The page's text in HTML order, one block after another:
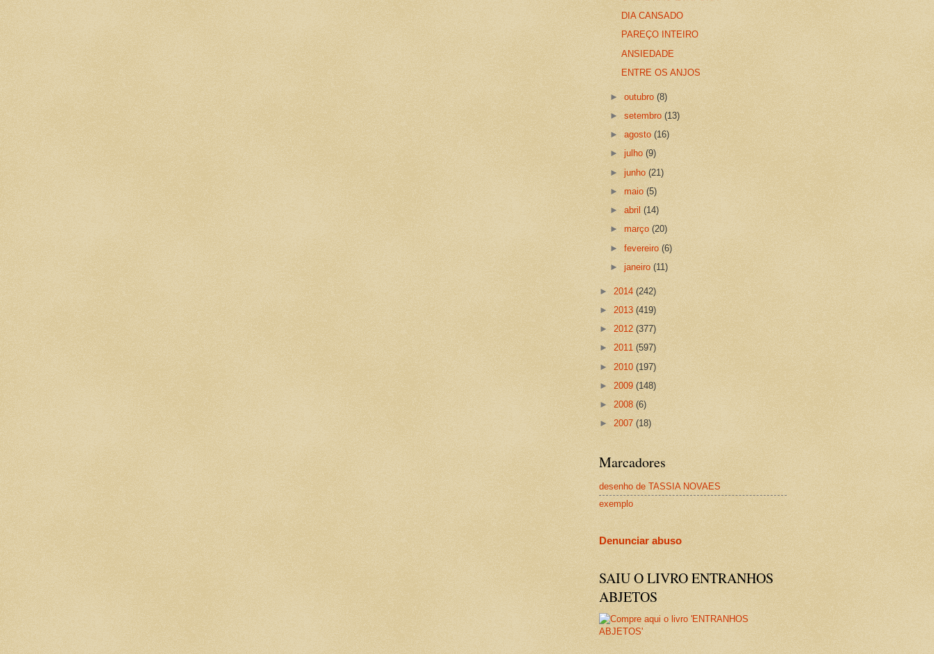
DIA CANSADO
PAREÇO INTEIRO
ANSIEDADE
ENTRE OS ANJOS
►outubro(8)
►setembro(13)
►agosto(16)
►julho(9)
► junho(21)
►maio(5)
►abril(14)
►março(20)
►fevereiro(6)
►janeiro(11)
► 2014 (242)
► 2013 (419)
► 2012 (377)
► 2011 (597)
► 2010 (197)
► 2009 (148)
► 2008 (6)
► 2007 (18)
Marcadores
desenho de TASSIA NOVAES
exemplo
Denunciar abuso
SAIU O LIVRO ENTRANHOS
ABJETOS